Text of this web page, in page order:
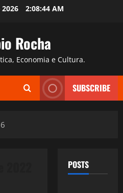
2:08:45 AM
Rocha
Economia e Cultura.
SUBSCRIBE
POSTS